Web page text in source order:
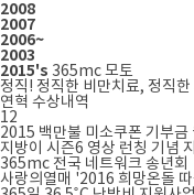
2008
2007
2006~
2003
2015's 365mc 모토
정직! 정직한 비만치료, 정직
연혁 수상내역
12
2015 백만불 미소쿠폰 기부금
지방이 시즌6 영상 런칭 기념
365mc 전국 네트워크 송년회
사랑의열매 '2016 희망온돌